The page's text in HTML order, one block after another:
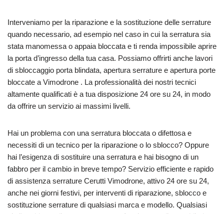
Interveniamo per la riparazione e la sostituzione delle serrature
quando necessario, ad esempio nel caso in cui la serratura sia
stata manomessa o appaia bloccata e ti renda impossibile aprire
la porta d’ingresso della tua casa. Possiamo offrirti anche lavori
di sbloccaggio porta blindata, apertura serrature e apertura porte
bloccate a Vimodrone . La professionalità dei nostri tecnici
altamente qualificati è a tua disposizione 24 ore su 24, in modo
da offrire un servizio ai massimi livelli.
Hai un problema con una serratura bloccata o difettosa e
necessiti di un tecnico per la riparazione o lo sblocco? Oppure
hai l’esigenza di sostituire una serratura e hai bisogno di un
fabbro per il cambio in breve tempo? Servizio efficiente e rapido
di assistenza serrature Cerutti Vimodrone, attivo 24 ore su 24,
anche nei giorni festivi, per interventi di riparazione, sblocco e
sostituzione serrature di qualsiasi marca e modello. Qualsiasi